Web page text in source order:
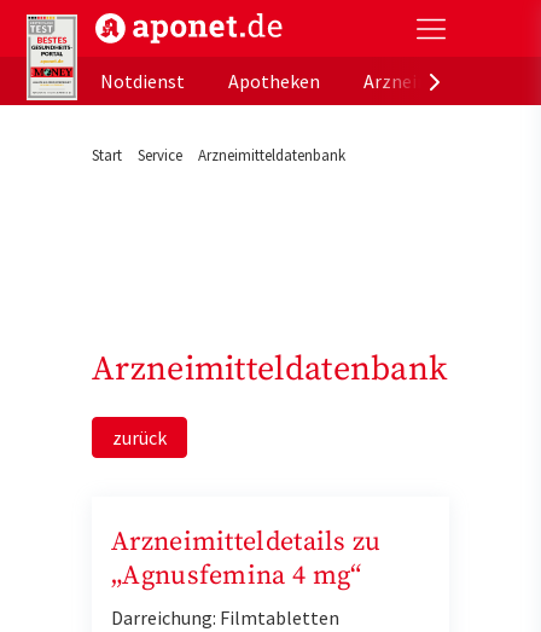
aponet.de - Das offizielle Gesundheitsportal der
Notdienst
Apotheken
Start Service Arzneimitteldatenbank
Arzneimitteldatenbank
zurück
Arzneimitteldetails zu
„Agnusfemina 4 mg“
Darreichung: Filmtabletten